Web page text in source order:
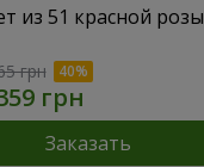
из 51 красной розы
грн
Заказать